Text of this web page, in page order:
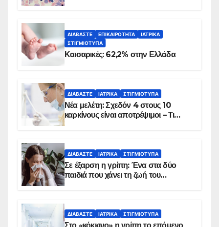
ΔΙΑΒΆΣΤΕ ΕΠΙΚΑΙΡΌΤΗΤΑ
ΙΑΤΡΙΚΆ
ΣΤΙΓΜΙΌΤΥΠΑ
Καισαρικές: 62,2% στην Ελλάδα
ΔΙΑΒΆΣΤΕ ΙΑΤΡΙΚΆ ΣΤΙΓΜΙΌΤΥΠΑ
Νέα μελέτη: Σχεδόν 4 στους 10
καρκίνους είναι αποτρέψιμοι – Τι
ΔΙΑΒΆΣΤΕ ΙΑΤΡΙΚΆ ΣΤΙΓΜΙΌΤΥΠΑ
Σε έξαρση η γρίπη: Ένα στα δύο
παιδιά που χάνει τη ζωή του
ΔΙΑΒΆΣΤΕ ΙΑΤΡΙΚΆ ΣΤΙΓΜΙΌΤΥΠΑ